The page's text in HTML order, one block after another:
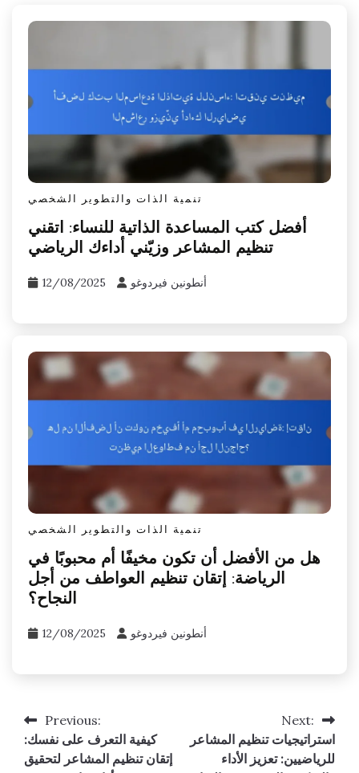
تنمية الذات والتطوير الشخصي
أفضل كتب المساعدة الذاتية للنساء: اتقني
تنظيم المشاعر وزيّني أداءك الرياضي
12/08/2025 أنطونين فيردوغو
تنمية الذات والتطوير الشخصي
هل من الأفضل أن تكون مخيفًا أم محبوبًا في
الرياضة: إتقان تنظيم العواطف من أجل
النجاح؟
12/08/2025 أنطونين فيردوغو
Post
navigation
Previous:
كيفية التعرف على نفسك:
إتقان تنظيم المشاعر لتحقيق
Next:
استراتيجيات تنظيم المشاعر
للرياضيين: تعزيز الأداء